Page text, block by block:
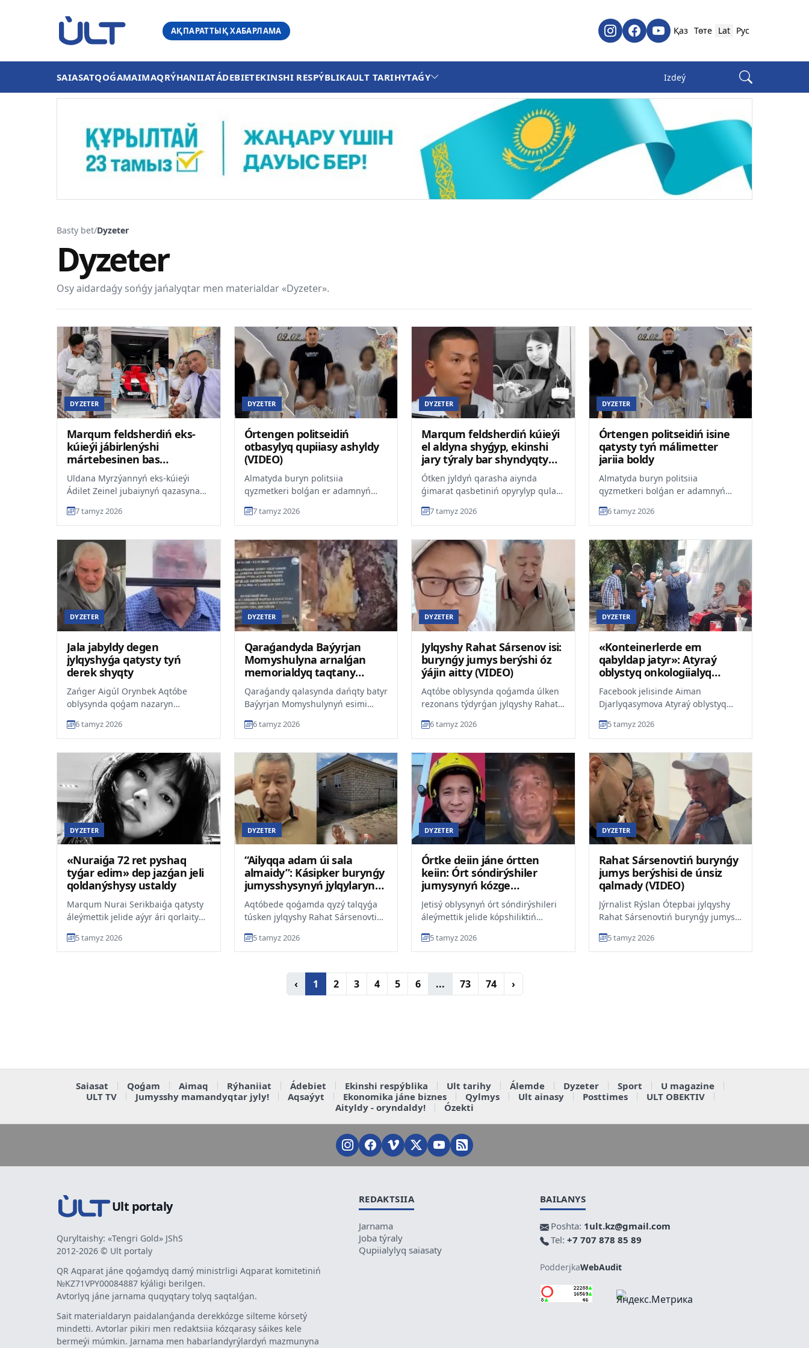
АҚПАРАТТЫҚ ХАБАРЛАМА Қаз Төте Lat Рус
SAIASATQOǴAMAIMAQRÝHANIIATÁDEBIETEKINSHI RESPÝBLIKAULT TARIHYTAǴY
Basty bet/Dyzeter
Dyzeter
Osy aidardaǵy sońǵy jańalyqtar men materialdar «Dyzeter».
DYZETER
Marqum feldsherdiń eks-
kúieýi jábirlenýshi
mártebesinen bas
tartpaitynyn aitty
Uldana Myrzýannyń eks-kúieýi
Ádilet Zeinel jubaiynyń qazasyna
mártebesinen bas tar...
7 tamyz 2026
DYZETER
Órtengen politseidiń
otbasylyq qupiiasy ashyldy
(VIDEO)
Almatyda buryn politsiia
qyzmetkeri bolǵan er adamnyń
jatyr. Tergeýdiń aldyn ala mál...
7 tamyz 2026
DYZETER
Marqum feldsherdiń kúieýi
el aldyna shyǵyp, ekinshi
jary týraly bar shyndyqty
aitty (VIDEO)
Ótken jyldyń qarasha aiynda
ǵimarat qasbetiniń opyrylyp qulaýy
Uldana Myrzýannyń ju...
7 tamyz 2026
DYZETER
Órtengen politseidiń isine
qatysty tyń málimetter
jariia boldy
Almatyda buryn politsiia
qyzmetkeri bolǵan er adamnyń
jatyr. Tergeýdiń aldyn ala mál...
6 tamyz 2026
DYZETER
Jala jabyldy degen
jylqyshyǵa qatysty tyń
derek shyqty
Zańger Aigúl Orynbek Aqtóbe
oblysynda qoǵam nazaryn
Sársenovtiń isine qatysty óz
kózqarasyn...
6 tamyz 2026
DYZETER
Qaraǵandyda Baýyrjan
Momyshulyna arnalǵan
memorialdyq taqtany
taspen uryp syndyrǵan
Qaraǵandy qalasynda dańqty batyr
Baýyrjan Momyshulynyń esimi
taqtany belgisiz bireýle...
6 tamyz 2026
DYZETER
Jylqyshy Rahat Sársenov isi:
burynǵy jumys berýshi óz
ýájin aitty (VIDEO)
Aqtóbe oblysynda qoǵamda úlken
rezonans týdyrǵan jylqyshy Rahat
bailanysty onyń burynǵy ju...
6 tamyz 2026
DYZETER
«Konteinerlerde em
qabyldap jatyr»: Atyraý
oblystyq onkologiialyq
ortalyǵyndaǵy jaǵdai
qoǵam talqysyna tústi
Facebook jelisinde Aiman
Djarlyqasymova Atyraý oblystyq
jaǵdaiǵa qatysty jazba jariiala...
5 tamyz 2026
DYZETER
«Nuraiǵa 72 ret pyshaq
tyǵar edim» dep jazǵan jeli
qoldanýshysy ustaldy
Marqum Nurai Serikbaiǵa qatysty
áleýmettik jelide aýyr ári qorlaityn
ustalǵany belgili bold...
5 tamyz 2026
DYZETER
“Ailyqqa adam úi sala
almaidy”: Kásipker burynǵy
jumysshysynyń jylqylaryn
urlaǵanyna senimdi
Aqtóbede qoǵamda qyzý talqyǵa
túsken jylqyshy Rahat Sársenovtiń
iesi Tájiǵali Eleý...
5 tamyz 2026
DYZETER
Órtke deiin jáne órtten
keiin: Órt sóndirýshiler
jumysynyń kózge
kórinbeitin tusyn kórsetti
Jetisý oblysynyń órt sóndirýshileri
áleýmettik jelide kópshiliktiń
bólisti. Onda q...
5 tamyz 2026
DYZETER
Rahat Sársenovtiń burynǵy
jumys berýshisi de únsiz
qalmady (VIDEO)
Jýrnalist Rýslan Ótepbai jylqyshy
Rahat Sársenovtiń burynǵy jumys
kezdesip, qoǵ...
5 tamyz 2026
‹ 1 2 3 4 5 6 ... 73 74 ›
Saiasat Qoǵam Aimaq Rýhaniiat Ádebiet Ekinshi respýblika Ult tarihy Álemde Dyzeter Sport
U magazine
ULT TV
Jumysshy mamandyqtar jyly! Aqsaýyt Ekonomika jáne biznes Qylmys Ult ainasy Posttimes
ULT OBEKTIV
Aityldy - oryndaldy!
Ózekti
Ult portaly
Quryltaishy: «Tengri Gold» JShS
2012-2026 © Ult portaly
QR Aqparat jáne qoǵamdyq damý ministrligi Aqparat komitetiniń
№KZ71VPY00084887 kýáligi berilgen.
Avtorlyq jáne jarnama quqyqtary tolyq saqtalǵan.
Sait materialdaryn paidalanǵanda derekkózge silteme kórsetý
mindetti. Avtorlar pikiri men redaktsiia kózqarasy sáikes kele
bermeýi múmkin. Jarnama men habarlandyrýlardyń mazmunyna
REDAKTSIIA
Jarnama
Joba týraly
Qupiialylyq saiasaty
BAILANYS
Poshta: 1ult.kz@gmail.com
Tel: +7 707 878 85 89
PodderjkaWebAudit